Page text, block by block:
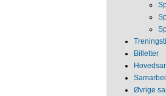
Billetter
Øvrige